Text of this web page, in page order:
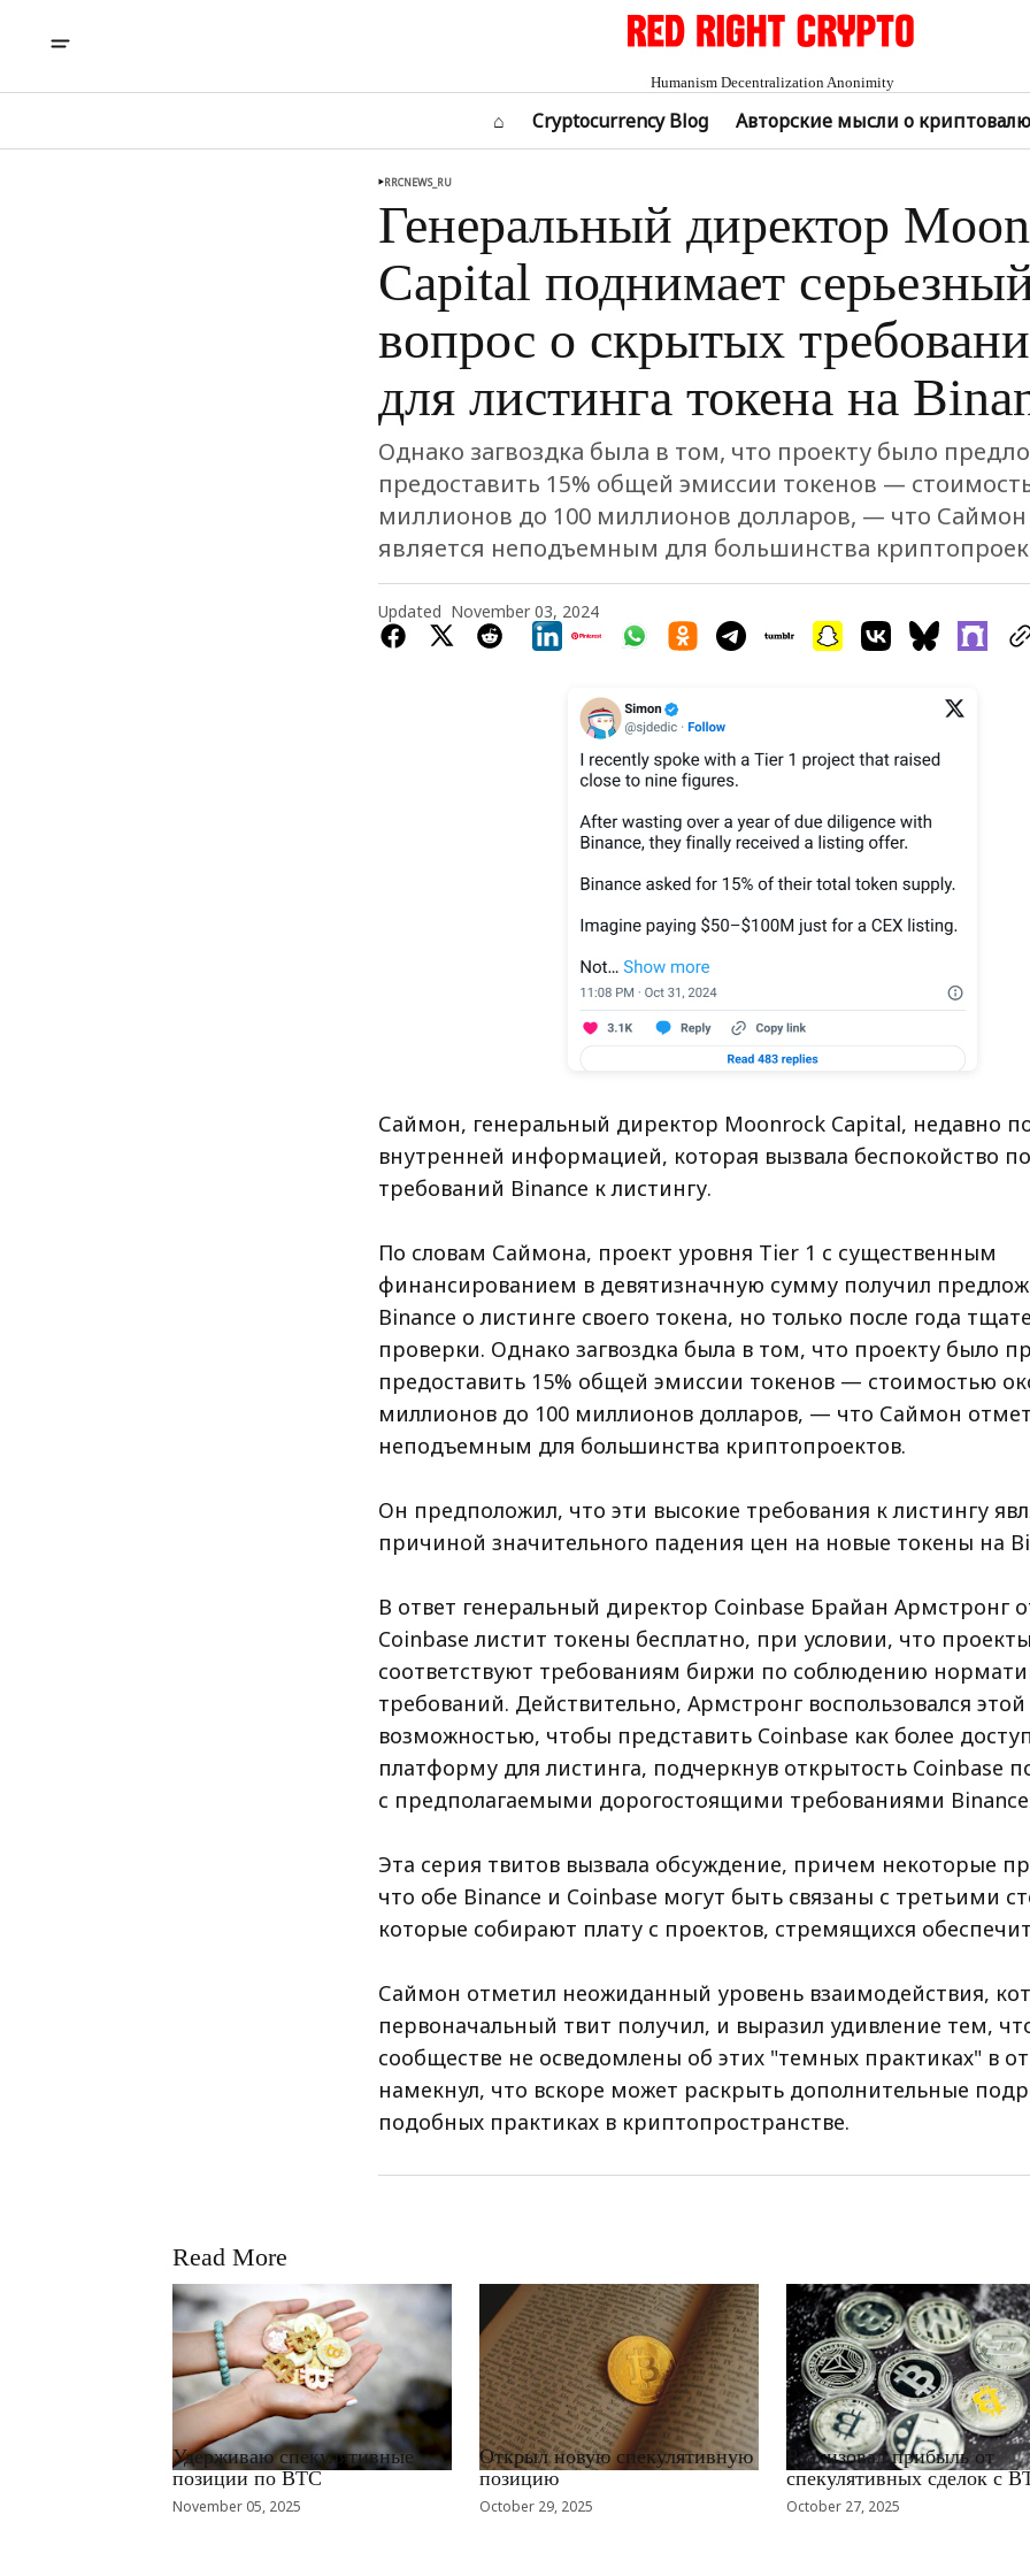
Humanism Decentralization Anonimity
⌂ Cryptocurrency Blog Авторские мысли о
RRCNEWS_RU
Генеральный директор
Capital поднимает
вопрос о скрытых
для листинга токена на
Однако загвоздка была в том, что проекту было
предоставить 15% общей эмиссии токенов —
миллионов до 100 миллионов долларов, — что
является неподъемным для большинства
Updated November 03, 2024
Саймон, генеральный директор Moonrock Capital, недавно
внутренней информацией, которая вызвала беспокойство
требований Binance к листингу.
По словам Саймона, проект уровня Tier 1 с существенным
финансированием в девятизначную сумму получил
Binance о листинге своего токена, но только после года
проверки. Однако загвоздка была в том, что проекту было
предоставить 15% общей эмиссии токенов — стоимостью
миллионов до 100 миллионов долларов, — что Саймон
неподъемным для большинства криптопроектов.
Он предположил, что эти высокие требования к листингу
причиной значительного падения цен на новые токены на
В ответ генеральный директор Coinbase Брайан Армстронг
Coinbase листит токены бесплатно, при условии, что проекты
соответствуют требованиям биржи по соблюдению
требований. Действительно, Армстронг воспользовался этой
возможностью, чтобы представить Coinbase как более
платформу для листинга, подчеркнув открытость Coinbase
с предполагаемыми дорогостоящими требованиями
Эта серия твитов вызвала обсуждение, причем некоторые
что обе Binance и Coinbase могут быть связаны с третьими
которые собирают плату с проектов, стремящихся
Саймон отметил неожиданный уровень взаимодействия,
первоначальный твит получил, и выразил удивление тем,
сообществе не осведомлены об этих "темных практиках" в
намекнул, что вскоре может раскрыть дополнительные
подобных практиках в криптопространстве.
Read More
RRCNEWS_RU
Удерживаю спекулятивные
позиции по BTC
November 05, 2025
RRCNEWS_RU
Открыл новую спекулятивную
позицию
October 29, 2025
RRCNEWS_RU
Реализовал прибыль от
спекулятивных сделок с
October 27, 2025